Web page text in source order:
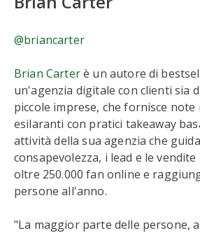
@briancarter
Brian Carterè un autore di
un'agenzia digitale con clienti sia
piccole imprese, che fornisce
esilaranti con pratici takeaway
attività della sua agenzia che
consapevolezza, i lead e le
oltre 250.000 fan online e
persone all'anno.
"La maggior parte delle persone,